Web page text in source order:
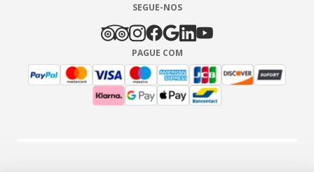
SEGUE-NOS
PAGUE COM